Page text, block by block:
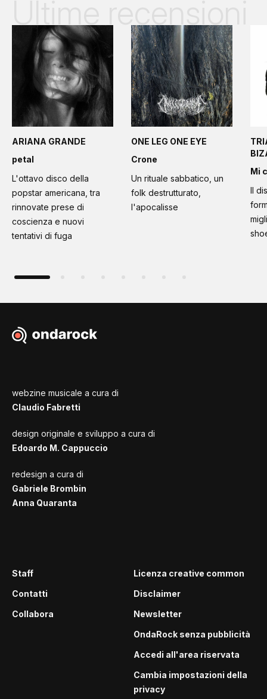
ARIANA GRANDE
petal
L'ottavo disco della
popstar americana, tra
rinnovate prese di
coscienza e nuovi
tentativi di fuga
ONE LEG ONE EYE
Crone
Un rituale sabbatico, un
folk destrutturato,
l'apocalisse
Mi
Il
webzine musicale a cura di
Claudio Fabretti
design originale e sviluppo a cura di
Edoardo M. Cappuccio
redesign a cura di
Gabriele Brombin
Anna Quaranta
Staff
Contatti
Collabora
Licenza creative common
Disclaimer
Newsletter
OndaRock senza pubblicità
Accedi all'area riservata
Cambia impostazioni della
privacy